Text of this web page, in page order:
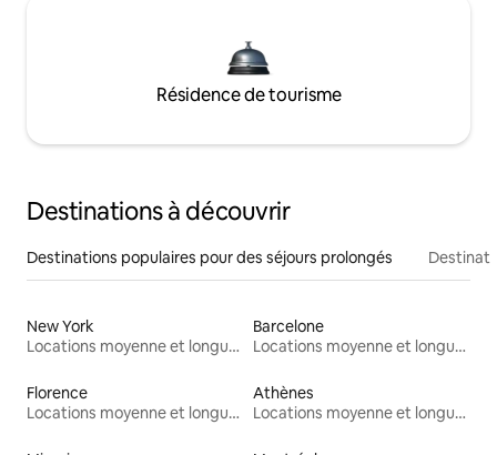
Résidence de tourisme
Destinations à découvrir
Destinations populaires pour des séjours prolongés
New York
Locations moyenne et longue durée
Barcelone
Locations moyenne et longue durée
Florence
Locations moyenne et longue durée
Athènes
Locations moyenne et longue durée